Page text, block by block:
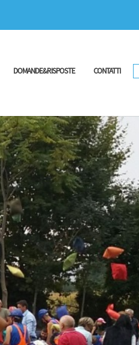
DOMANDE&RISPOSTE CONTATTI